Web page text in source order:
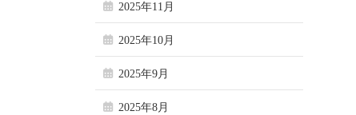
2025年11月
2025年10月
2025年9月
2025年8月